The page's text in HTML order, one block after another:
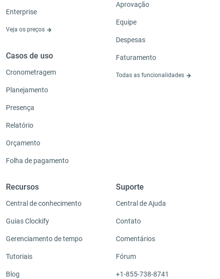
Enterprise
Veja os preços
Casos de uso
Cronometragem
Planejamento
Presença
Relatório
Orçamento
Folha de pagamento
Aprovação
Equipe
Despesas
Faturamento
Todas as funcionalidades
Recursos
Central de conhecimento
Guias Clockify
Gerenciamento de tempo
Tutoriais
Blog
Suporte
Central de Ajuda
Contato
Comentários
Fórum
+1-855-738-8741